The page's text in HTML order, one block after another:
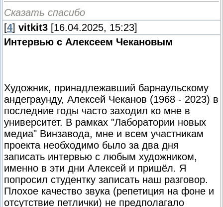
Сказать спасибо
[4] vitkit3 [16.04.2025, 15:23]
Интервью с Алексеем Чекановым
Художник, принадлежавший барнаульскому
андеграунду, Алексей Чеканов (1968 - 2023) в
последние годы часто заходил ко мне в
университет. В рамках "Лаборатории новых
медиа" Винзавода, мне и всем участникам
проекта необходимо было за два дня
записать интервью с любым художником,
именно в эти дни Алексей и пришёл. Я
попросил студентку записать наш разговор.
Плохое качество звука (репетиция на фоне и
отсутствие петлички) не предполагало